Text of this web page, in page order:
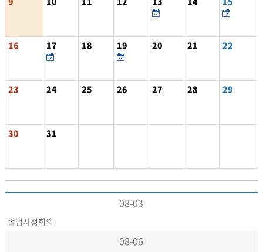
16 17 18 19 20 21 22
23 24 25 26 27 28 29
30 31
08-03
졸업사정회의
08-06